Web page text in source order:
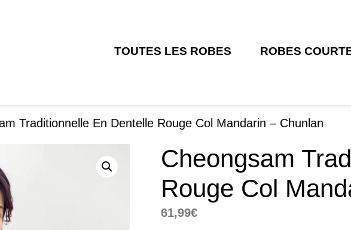
TOUTES LES ROBES ROBES
Traditionnelle En Dentelle Rouge Col Mandarin – Chunlan
Cheongsam
Rouge Col
61,99€